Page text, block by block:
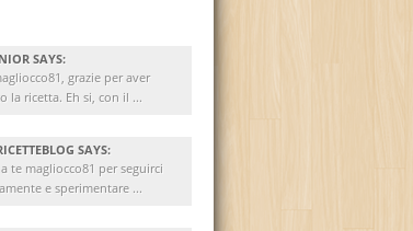
SAYS:
grazie per aver
la ricetta. Eh si, con il ...
SAYS:
te magliocco81 per seguirci
e sperimentare ...